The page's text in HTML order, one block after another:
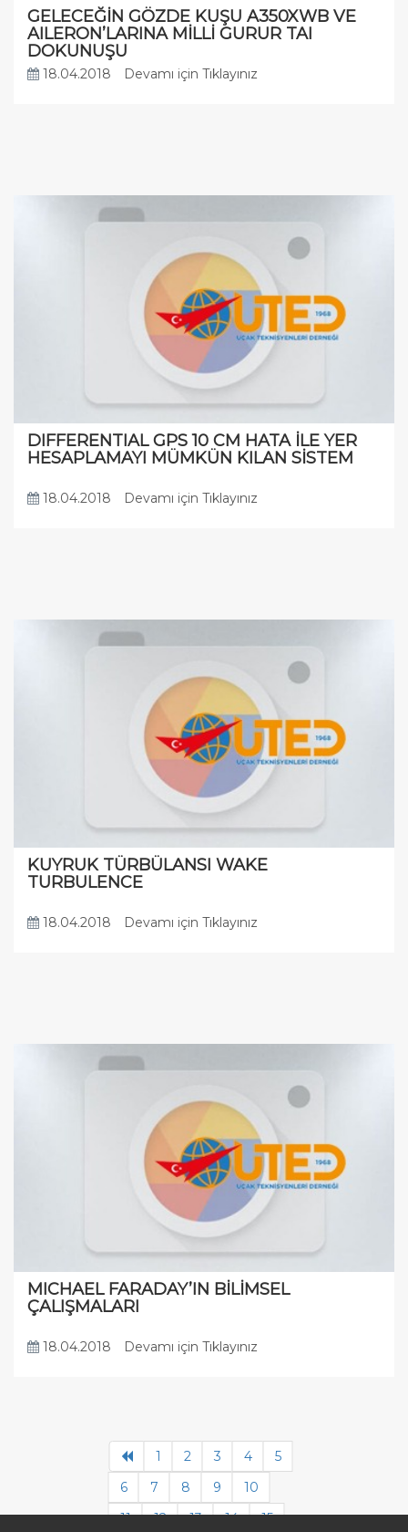
GELECEĞİN GÖZDE KUŞU A350XWB VE
AILERON’LARINA MİLLİ GURUR TAI
DOKUNUŞU
18.04.2018 Devamı için Tıklayınız
DIFFERENTIAL GPS 10 CM HATA İLE YER
HESAPLAMAYI MÜMKÜN KILAN SİSTEM
18.04.2018 Devamı için Tıklayınız
KUYRUK TÜRBÜLANSI WAKE
TURBULENCE
18.04.2018 Devamı için Tıklayınız
MICHAEL FARADAY’IN BİLİMSEL
ÇALIŞMALARI
18.04.2018 Devamı için Tıklayınız
1 2 3 4
5
6
7 8 9
10
11
12 13 14 15